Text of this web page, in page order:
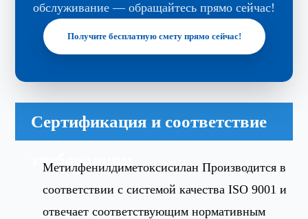
обслуживание — обращайтесь прямо сейчас!
Получите бесплатную смету прямо сейчас!
Сертификация и соответствие
требованиям
Метилфенилдиметоксисилан Производится в
соответствии с системой качества ISO 9001 и
отвечает соответствующим нормативным